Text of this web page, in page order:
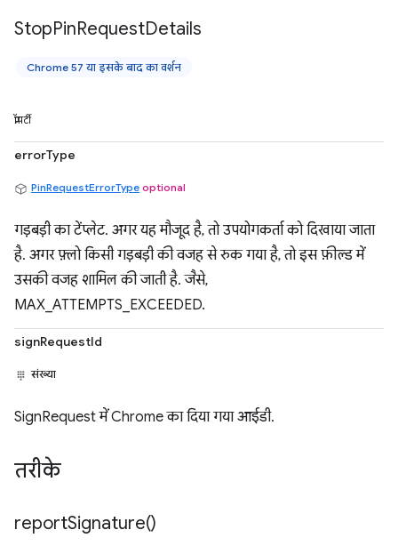
StopPinRequestDetails
Chrome 57 या इसके बाद का वर्शन
प्रॉपर्टी
errorType
PinRequestErrorType optional
गड़बड़ी का टेंप्लेट. अगर यह मौजूद है, तो उपयोगकर्ता को दिखाया जाता
है. अगर फ़्लो किसी गड़बड़ी की वजह से रुक गया है, तो इस फ़ील्ड में
उसकी वजह शामिल की जाती है. जैसे,
MAX_ATTEMPTS_EXCEEDED.
signRequestId
संख्या
SignRequest में Chrome का दिया गया आईडी.
तरीके
reportSignature()